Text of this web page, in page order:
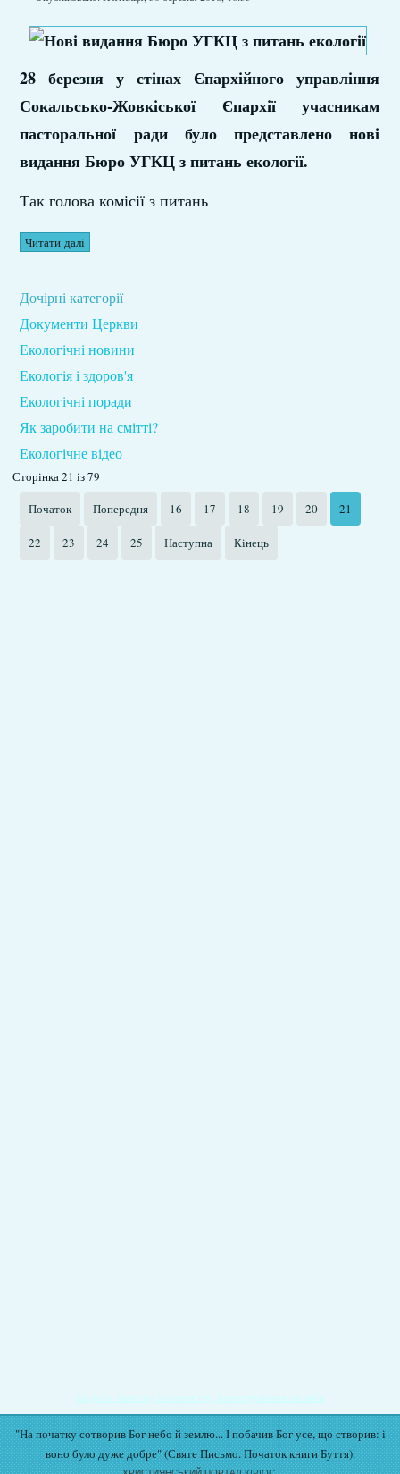
28 березня у стінах Єпархійного управління
Сокальсько-Жовкіської Єпархії учасникам
пасторальної ради було представлено нові
видання Бюро УГКЦ з питань екології.
Так голова комісії з питань
Читати далі
Дочірні категорії
Документи Церкви
Екологічні новини
Екологія і здоров'я
Екологічні поради
Як заробити на смітті?
Екологічне відео
Сторінка 21 із 79
Початок
Попередня 16 17 18 19 20 21
22 23 24 25 Наступна Кінець
Подати записку на молитву Богослужіння онлайн
"На початку сотворив Бог небо й землю... І побачив Бог усе, що створив: і
воно було дуже добре" (Святе Письмо. Початок книги Буття).